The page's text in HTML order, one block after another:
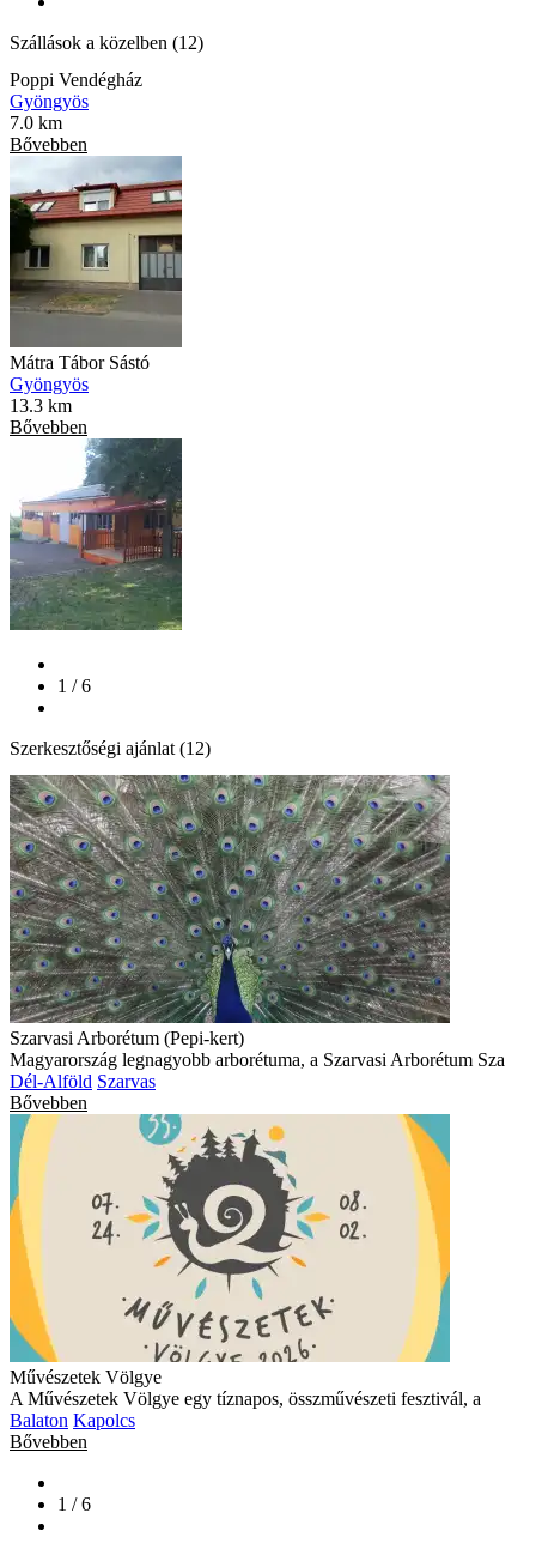
Szállások a közelben (12)
Poppi Vendégház
Gyöngyös
7.0 km
Bővebben
Mátra Tábor Sástó
Gyöngyös
13.3 km
Bővebben
1 / 6
Szerkesztőségi ajánlat (12)
Szarvasi Arborétum (Pepi-kert)
Magyarország legnagyobb arborétuma, a Szarvasi Arborétum Sza
Dél-Alföld Szarvas
Bővebben
Művészetek Völgye
A Művészetek Völgye egy tíznapos, összművészeti fesztivál, a
Balaton Kapolcs
Bővebben
1 / 6